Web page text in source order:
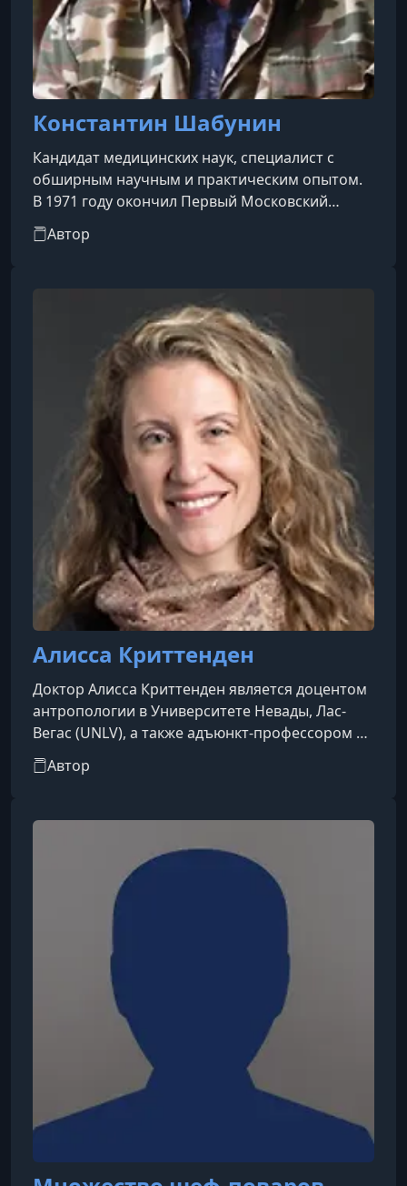
Константин Шабунин
Кандидат медицинских наук, специалист с
обширным научным и практическим опытом.
В 1971 году окончил Первый Московский
медицинский институт имени И. М. Сеченова
по специальности «лечебное дело». За годы
деятельность с практикой, зарекомендовав
себя как грамотный и уважаемый
профессионал в медицинской сфере.
Автор
Алисса Криттенден
Доктор Алисса Криттенден является доцентом
антропологии в Университете Невады, Лас-
Вегас (UNLV), а также адъюнкт-профессором в
Медицинской школе этого университета. Она
получила степень магистра и доктора
университете в Сан-Диего. Специализируется
антропологии. Она проводит полевые
исследования среди хадза, охотников-
собирателей из Танзании, Восточная Африка.
Автор